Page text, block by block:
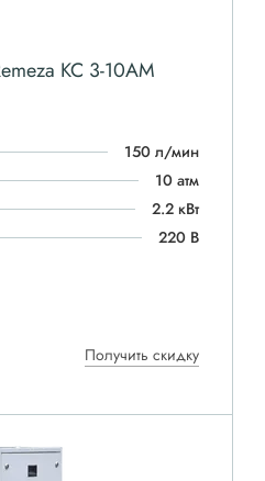
КС 3-10АМ
150 л/мин
10 атм
2.2 кВт
220 В
Получить скидку